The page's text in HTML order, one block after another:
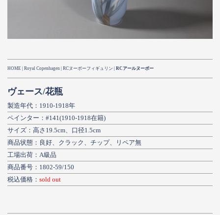
HOME Royal Copenhagen | RCヌーボーフィギュリン | RCアールヌーボー
ヴェース/花瓶
製造年代：1910-1918年
ペインター：#141(1910-1918在籍)
サイズ：高さ19.5cm、口径1.5cm
商品状態：良好、クラック、チップ、リペア無
工場出荷：A級品
商品番号：1802-59/150
税込価格： sold out